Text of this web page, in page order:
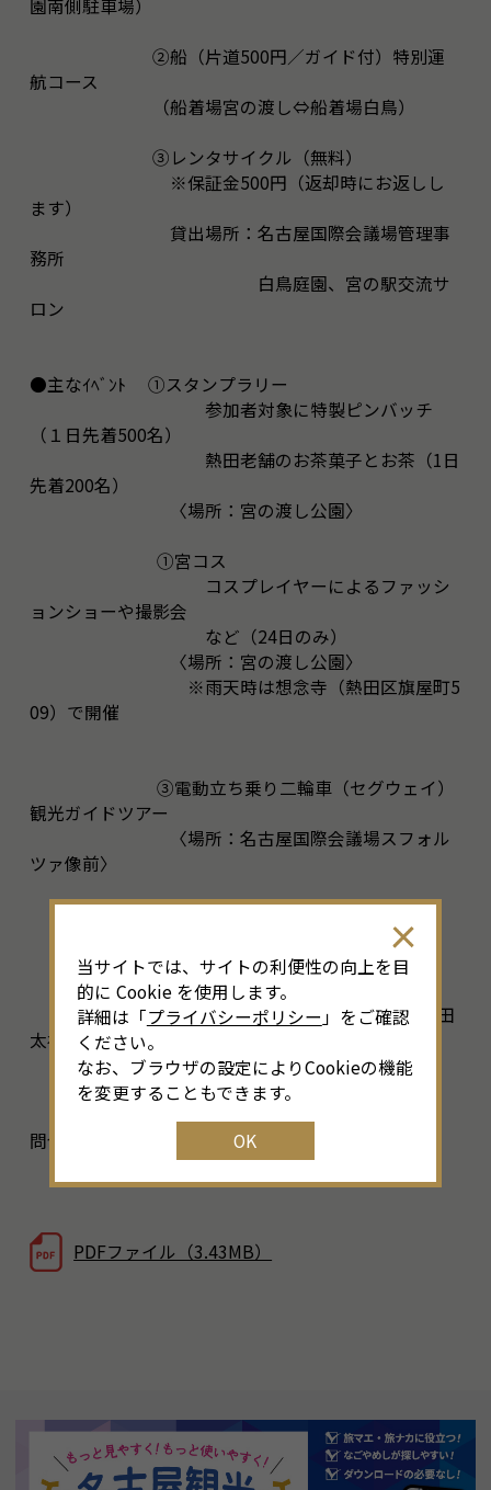
園南側駐車場）
②船（片道500円／ガイド付）特別運
航コース
（船着場宮の渡し⇔船着場白鳥）
③レンタサイクル（無料）
※保証金500円（返却時にお返しし
ます）
貸出場所：名古屋国際会議場管理事
務所
白鳥庭園、宮の駅交流サ
ロン
●主なｲﾍﾞﾝﾄ ①スタンプラリー
参加者対象に特製ピンバッチ
（１日先着500名）
熱田老舗のお茶菓子とお茶（1日
先着200名）
〈場所：宮の渡し公園〉
①宮コス
コスプレイヤーによるファッシ
ョンショーや撮影会
など（24日のみ）
〈場所：宮の渡し公園〉
※雨天時は想念寺（熱田区旗屋町5
09）で開催
③電動立ち乗り二輪車（セグウェイ）
観光ガイドツアー
〈場所：名古屋国際会議場スフォル
ツァ像前〉
④紅葉市民茶会〈場所：白鳥庭園〉
③創祀千九百年記念舞台「尾張国熱田
太神宮縁記」
〈場所：白鳥庭園〉
問合せ：あったか！あつた魅力発見市実行委員会
052－972－2955
PDFファイル（3.43MB）
当サイトでは、サイトの利便性の向上を目
的に Cookie を使用します。
詳細は「プライバシーポリシー 」をご確認
ください。
なお、ブラウザの設定によりCookieの機能
を変更することもできます。
OK